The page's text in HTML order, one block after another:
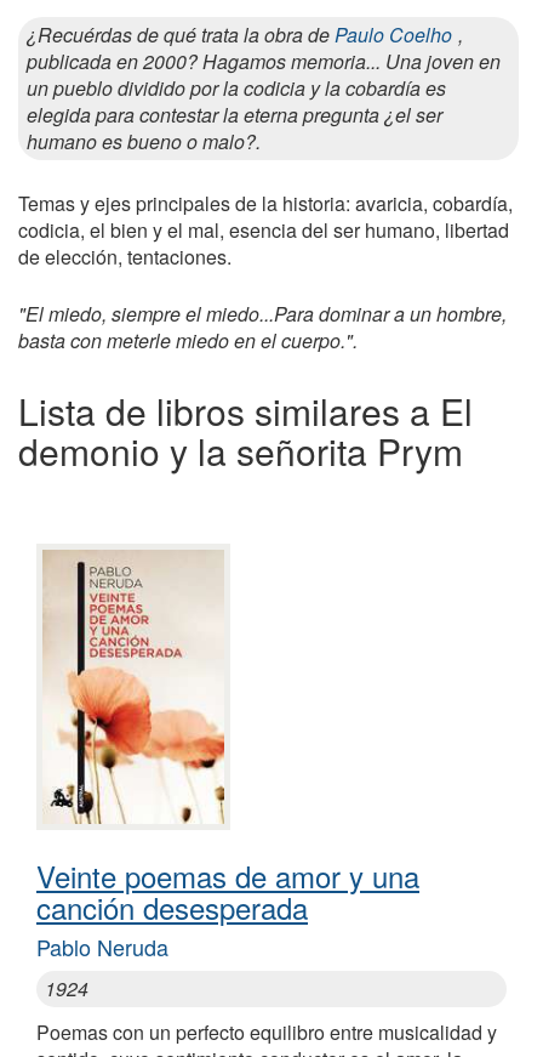
¿Recuérdas de qué trata la obra dePaulo Coelho ,
publicada en 2000? Hagamos memoria... Una joven en
un pueblo dividido por la codicia y la cobardía es
elegida para contestar la eterna pregunta ¿el ser
humano es bueno o malo?.
Temas y ejes principales de la historia: avaricia, cobardía,
codicia, el bien y el mal, esencia del ser humano, libertad
de elección, tentaciones.
"El miedo, siempre el miedo...Para dominar a un hombre,
basta con meterle miedo en el cuerpo.".
Lista de libros similares a El
demonio y la señorita Prym
Veinte poemas de amor y una
canción desesperada
Pablo Neruda
1924
Poemas con un perfecto equilibro entre musicalidad y